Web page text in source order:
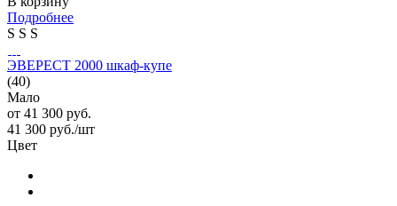
Подробнее
S S S
ЭВЕРЕСТ 2000 шкаф-купе
(40)
Мало
от 41 300 руб.
41 300 руб./шт
Цвет